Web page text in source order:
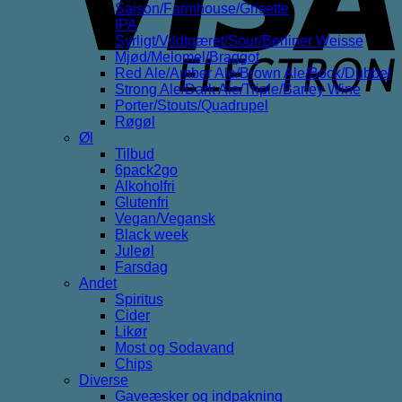
Saison/Farmhouse/Grisette
IPA
Syrligt/Vildtgæret/Sour/Berliner Weisse
Mjød/Melomel/Braggot
Red Ale/Amber Ale/Brown Ale/Bock/Dubbel
Strong Ale/Dark Ale/Triple/Barley Wine
Porter/Stouts/Quadrupel
Røgøl
Øl
Tilbud
6pack2go
Alkoholfri
Glutenfri
Vegan/Vegansk
Black week
Juleøl
Farsdag
Andet
Spiritus
Cider
Likør
Most og Sodavand
Chips
Diverse
Gaveæsker og indpakning